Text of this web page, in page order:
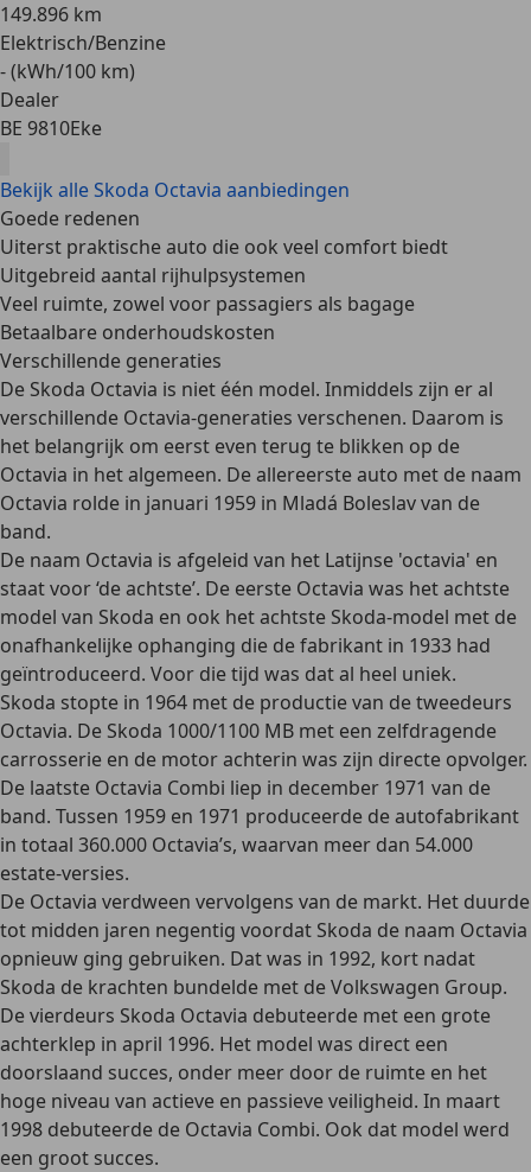
149.896 km
Elektrisch/Benzine
- (kWh/100 km)
Dealer
BE 9810Eke
Bekijk alle Skoda Octavia aanbiedingen
Goede redenen
Uiterst praktische auto die ook veel comfort biedt
Uitgebreid aantal rijhulpsystemen
Veel ruimte, zowel voor passagiers als bagage
Betaalbare onderhoudskosten
Verschillende generaties
De Skoda Octavia is niet één model. Inmiddels zijn er al
verschillende Octavia-generaties verschenen. Daarom is
het belangrijk om eerst even terug te blikken op de
Octavia in het algemeen. De allereerste auto met de naam
Octavia rolde in januari 1959 in Mladá Boleslav van de
band.
De naam Octavia is afgeleid van het Latijnse 'octavia' en
staat voor ‘de achtste’. De eerste Octavia was het achtste
model van Skoda en ook het achtste Skoda-model met de
onafhankelijke ophanging die de fabrikant in 1933 had
geïntroduceerd. Voor die tijd was dat al heel uniek.
Skoda stopte in 1964 met de productie van de tweedeurs
Octavia. De Skoda 1000/1100 MB met een zelfdragende
carrosserie en de motor achterin was zijn directe opvolger.
De laatste Octavia Combi liep in december 1971 van de
band. Tussen 1959 en 1971 produceerde de autofabrikant
in totaal 360.000 Octavia’s, waarvan meer dan 54.000
estate-versies.
De Octavia verdween vervolgens van de markt. Het duurde
tot midden jaren negentig voordat Skoda de naam Octavia
opnieuw ging gebruiken. Dat was in 1992, kort nadat
Skoda de krachten bundelde met de Volkswagen Group.
Devierdeurs Skoda Octavia debuteerde met een grote
achterklep in april 1996. Het model was direct een
doorslaand succes, onder meer door de ruimte en het
hoge niveau van actieve en passieve veiligheid. In maart
1998 debuteerde de Octavia Combi. Ook dat model werd
een groot succes.